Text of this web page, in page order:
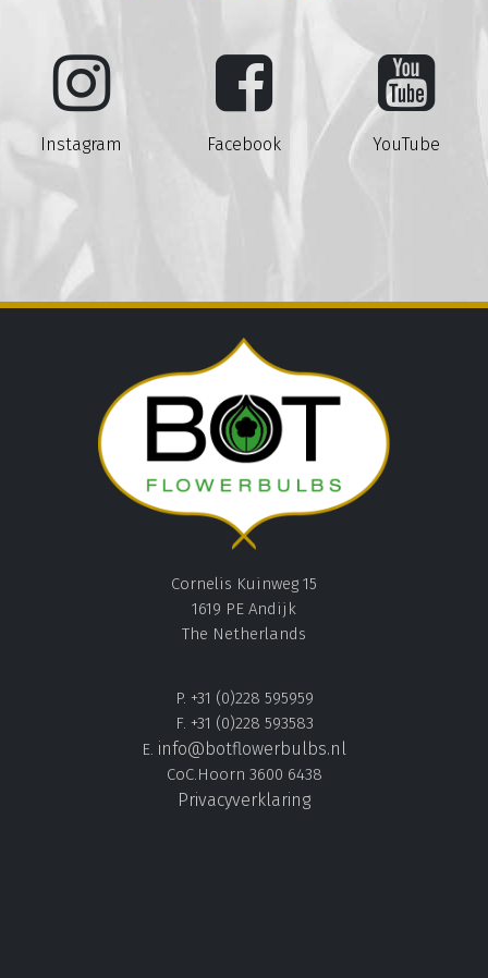
Instagram Facebook YouTube
Cornelis Kuinweg 15
1619 PE Andijk
The Netherlands
P. +31 (0)228 595959
F. +31 (0)228 593583
E. info@botflowerbulbs.nl
CoC.Hoorn 3600 6438
Privacyverklaring